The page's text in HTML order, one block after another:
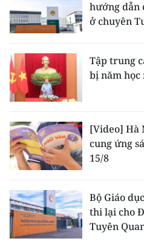
hướng dẫn
ở chuyên
Tập trung
bị năm học
[Video] Hà
cung ứng
15/8
Bộ Giáo
thi lại cho
Tuyên